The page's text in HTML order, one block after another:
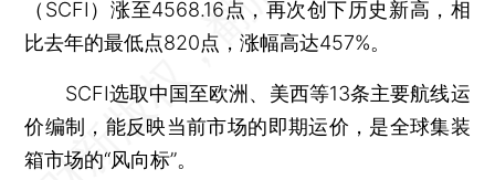
（SCFI）涨至4568.16点，再次创下历史新高，相
比去年的最低点820点，涨幅高达457%。
SCFI选取中国至欧洲、美西等13条主要航线运
价编制，能反映当前市场的即期运价，是全球集装
箱市场的“风向标”。